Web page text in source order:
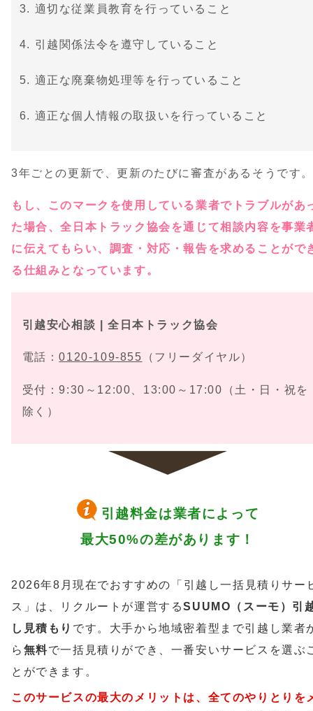
適切な従業員教育を行っていること
引越関係法令を遵守していること
適正な廃棄物処理等を行っていること
適正な個人情報の取扱いを行っていること
3年ごとの更新で、更新のたびに審査があるそうです。
もし、このマークを使用している業者でトラブルがあ
た場合、全日本トラック協会を通じて相談内容を事業
に伝えてもらい、調査・対応・報告を求めることがで
る仕組みとなっています。
引越安心相談 | 全日本トラック協会
電話：0120-109-855 （フリーダイヤル）
受付：9:30～12:00、13:00～17:00（土・日・祝を
除く）
引越料金は業者によって
最大50%の差があります！
2026年8月現在でおすすめの「引越し一括見積りサー
ス」は、リクルートが運営するSUUMO（スーモ）引
し見積もり です。大手から地域密着型まで引越し業者
ら 無料で一括見積りができ、一番安いサービスを選ぶ
とができます。
このサービスの最大のメリットは、全てのやりとりを